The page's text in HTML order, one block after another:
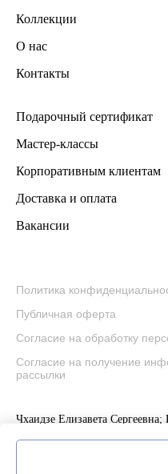
Коллекции
О нас
Контакты
Подарочный сертификат
Мастер-классы
Корпоративным клиентам
Доставка и оплата
Вакансии
Политика
Публичная оферта
Согласие на обработку
Согласие на получение
рассылки
Чхаидзе Елизавета